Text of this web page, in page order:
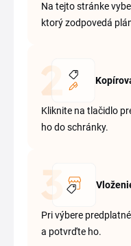
Na tejto stránke
ktorý zodpovedá
Kliknite na tlačidlo
ho do schránky.
Pri výbere
a potvrďte ho.